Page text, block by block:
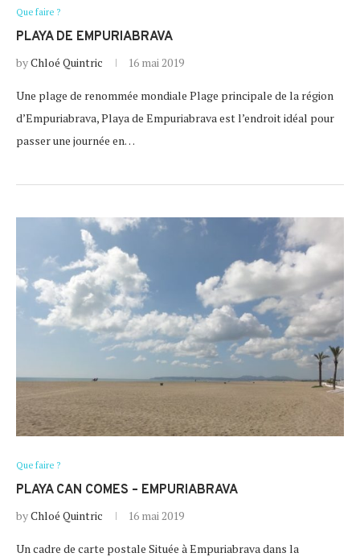
Que faire ?
PLAYA DE EMPURIABRAVA
byChloé Quintric 16 mai 2019
Une plage de renommée mondiale Plage principale de la région
d’Empuriabrava, Playa de Empuriabrava est l’endroit idéal pour
passer une journée en…
Que faire ?
PLAYA CAN COMES – EMPURIABRAVA
byChloé Quintric 16 mai 2019
Un cadre de carte postale Située à Empuriabrava dans la